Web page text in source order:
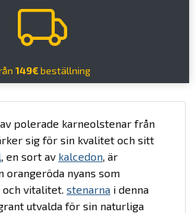
149€beställning
polerade karneolstenar från
sig för sin kvalitet och sitt
, en sort av kalcedon, är
orangeröda nyans som
vitalitet. stenarna i denna
utvalda för sin naturliga